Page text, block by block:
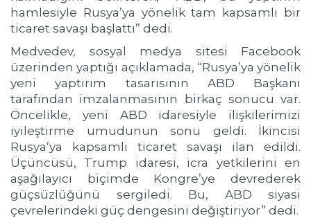
hamlesiyle Rusya’ya yönelik tam kapsamlı bir
ticaret savaşı başlattı” dedi.
Medvedev, sosyal medya sitesi Facebook
üzerinden yaptığı açıklamada, “Rusya’ya yönelik
yeni yaptırım tasarısının ABD Başkanı
tarafından imzalanmasının birkaç sonucu var.
Öncelikle, yeni ABD idaresiyle ilişkilerimizi
iyileştirme umudunun sonu geldi. İkincisi
Rusya’ya kapsamlı ticaret savaşı ilan edildi.
Üçüncüsü, Trump idaresi, icra yetkilerini en
aşağılayıcı biçimde Kongre’ye devrederek
güçsüzlüğünü sergiledi. Bu, ABD siyasi
çevrelerindeki güç dengesini değiştiriyor” dedi.